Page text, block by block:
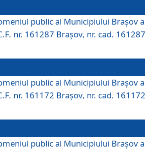
public al Municipiului Braşov a
nr. 161287 Brașov, nr. cad.
public al Municipiului Braşov a
nr. 161172 Brașov, nr. cad.
public al Municipiului Braşov a